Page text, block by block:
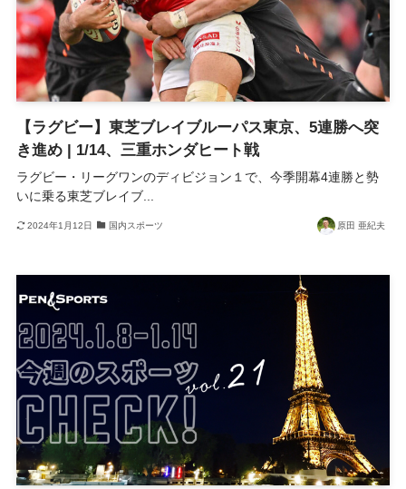
【ラグビー】東芝ブレイブルーパス東京、5連勝へ突
き進め | 1/14、三重ホンダヒート戦
ラグビー・リーグワンのディビジョン１で、今季開幕4連勝と勢
いに乗る東芝ブレイブ...
2024年1月12日 国内スポーツ 原田 亜紀夫